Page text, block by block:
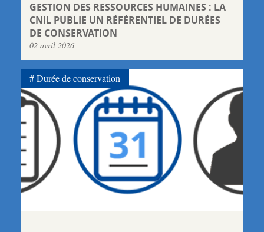
GESTION DES RESSOURCES HUMAINES : LA
CNIL PUBLIE UN RÉFÉRENTIEL DE DURÉES
DE CONSERVATION
02 avril 2026
Durée de conservation